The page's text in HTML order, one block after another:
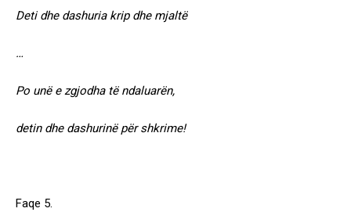
Deti dhe dashuria krip dhe mjaltë
…
Po unë e zgjodha të ndaluarën,
detin dhe dashurinë për shkrime!
Faqe 5.